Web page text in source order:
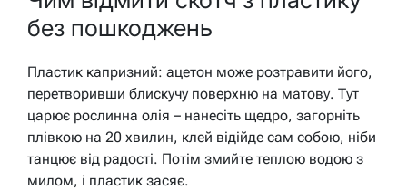
без пошкоджень
Пластик капризний: ацетон може розтравити його,
перетворивши блискучу поверхню на матову. Тут
царює рослинна олія – нанесіть щедро, загорніть
плівкою на 20 хвилин, клей відійде сам собою, ніби
танцює від радості. Потім змийте теплою водою з
милом, і пластик засяє.